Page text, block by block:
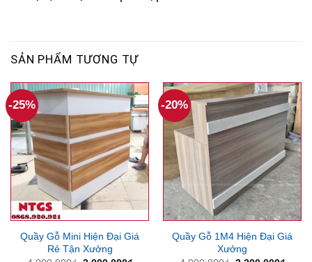
SẢN PHẨM TƯƠNG TỰ
-25%
Quầy Gỗ Mini Hiện Đại Giá
Rẻ Tận Xưởng
-20%
Quầy Gỗ 1M4 Hiện Đại Giá
Xưởng